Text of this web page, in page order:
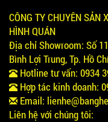
CÔNG TY CHUYÊN SẢN
HÌNH QUÁN
Địa chỉ Showroom: Số
Bình Lợi Trung, Tp. Hồ
Hotline tư vấn: 0934
Hợp tác kinh doanh:
Email:
Liên hệ với chúng tôi: